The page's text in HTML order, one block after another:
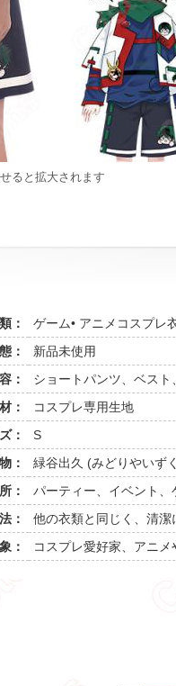
ると拡大されます
：
ゲーム• アニメコスプレ
：
新品未使用
：
ショートパンツ、ベス
：
コスプレ専用生地
：
S
：
緑谷出久 (みどりやいず
：
パーティー、イベント
：
他の衣類と同じく、清潔
：
コスプレ愛好家、アニ